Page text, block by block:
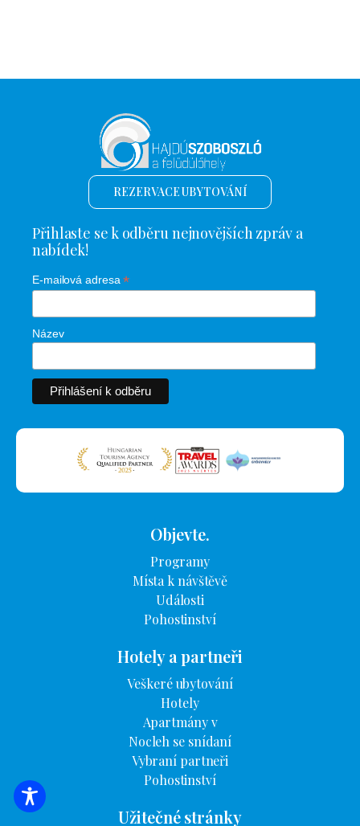
REZERVACE UBYTOVÁNÍ
Přihlaste se k odběru nejnovějších zpráv a
nabídek!
E-mailová adresa*
Název
Objevte.
Programy
Místa k návštěvě
Události
Pohostinství
Hotely a partneři
Veškeré ubytování
Hotely
Apartmány v
Nocleh se snídaní
Vybraní partneři
Pohostinství
Užitečné stránky